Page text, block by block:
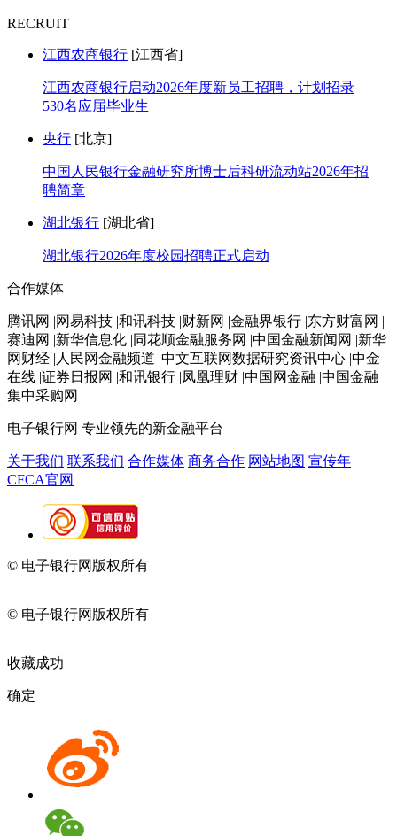
RECRUIT
江西农商银行 [江西省]
江西农商银行启动2026年度新员工招聘，计划招录
530名应届毕业生
央行 [北京]
中国人民银行金融研究所博士后科研流动站2026年招
聘简章
湖北银行 [湖北省]
湖北银行2026年度校园招聘正式启动
合作媒体
腾讯网 |网易科技 |和讯科技 |财新网 |金融界银行 |东方财富网 |
赛迪网 |新华信息化 |同花顺金融服务网 |中国金融新闻网 |新华
网财经 |人民网金融频道 |中文互联网数据研究资讯中心 |中金
在线 |证券日报网 |和讯银行 |凤凰理财 |中国网金融 |中国金融
集中采购网
电子银行网 专业领先的新金融平台
关于我们 联系我们 合作媒体 商务合作 网站地图 宣传年
CFCA官网
© 电子银行网版权所有
© 电子银行网版权所有
收藏成功
确定